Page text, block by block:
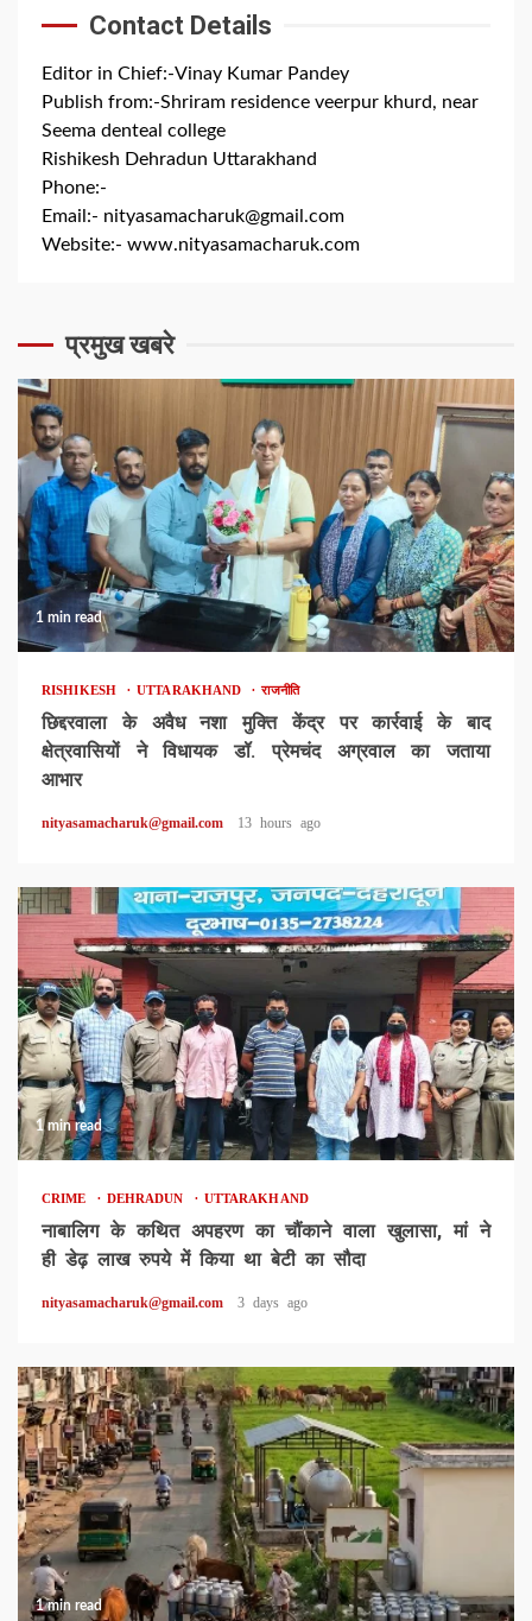
Contact Details
Editor in Chief:-Vinay Kumar Pandey
Publish from:-Shriram residence veerpur khurd, near
Seema denteal college
Rishikesh Dehradun Uttarakhand
Phone:-
Email:- nityasamacharuk@gmail.com
Website:- www.nityasamacharuk.com
प्रमुख खबरे
1 min read
RISHIKESH UTTARAKHAND राजनीति
छिद्दरवाला के अवैध नशा मुक्ति केंद्र पर कार्रवाई के बाद
क्षेत्रवासियों ने विधायक डॉ. प्रेमचंद अग्रवाल का जताया
आभार
nityasamacharuk@gmail.com 13 hours ago
1 min read
CRIME DEHRADUN UTTARAKHAND
नाबालिग के कथित अपहरण का चौंकाने वाला खुलासा, मां ने
ही डेढ़ लाख रुपये में किया था बेटी का सौदा
nityasamacharuk@gmail.com 3 days ago
1 min read